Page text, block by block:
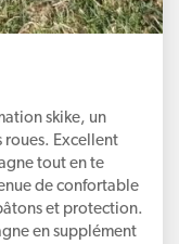
skike, un
roues. Excellent
tout en te
de confortable
et protection.
en supplément